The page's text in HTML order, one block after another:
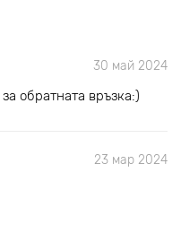
30 май 2024
обратната връзка:)
23 мар 2024